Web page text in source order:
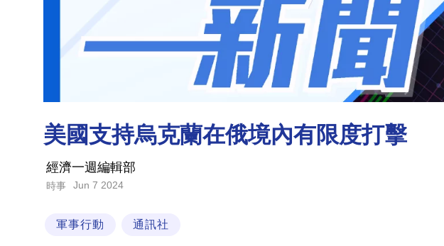
美國支持烏克蘭在俄境內有限度打擊
經濟一週編輯部
時事 Jun 7 2024
軍事行動 通訊社